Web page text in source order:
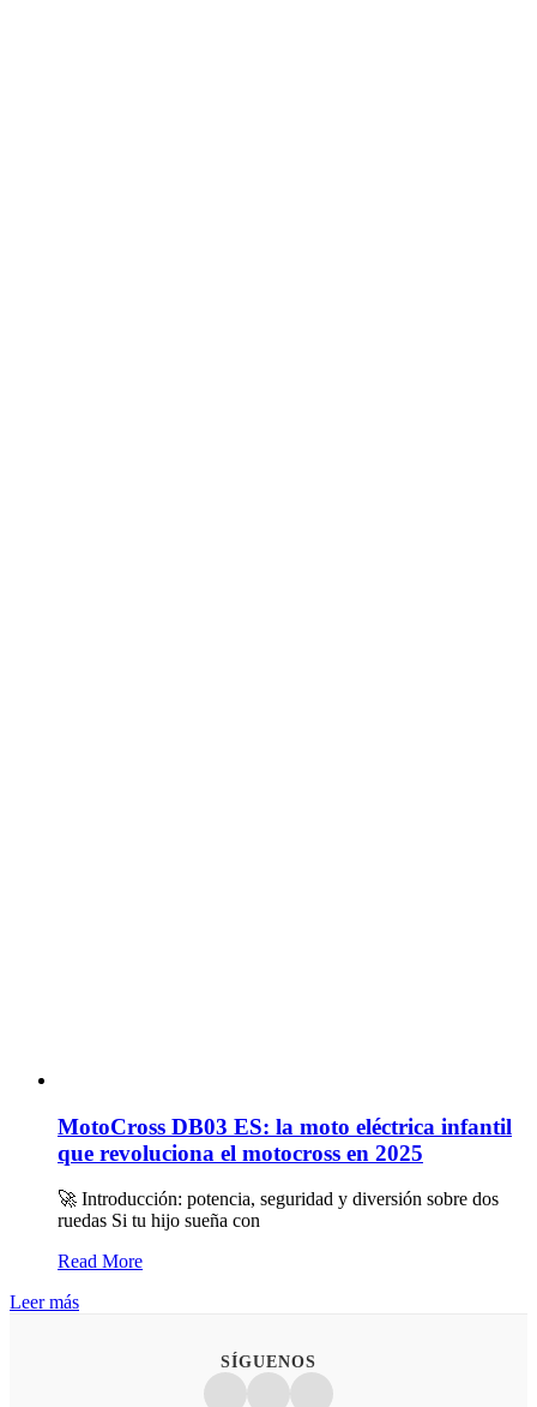
MotoCross DB03 ES: la moto eléctrica infantil
que revoluciona el motocross en 2025
🚀 Introducción: potencia, seguridad y diversión sobre dos
ruedas Si tu hijo sueña con
Read More
Leer más
SÍGUENOS